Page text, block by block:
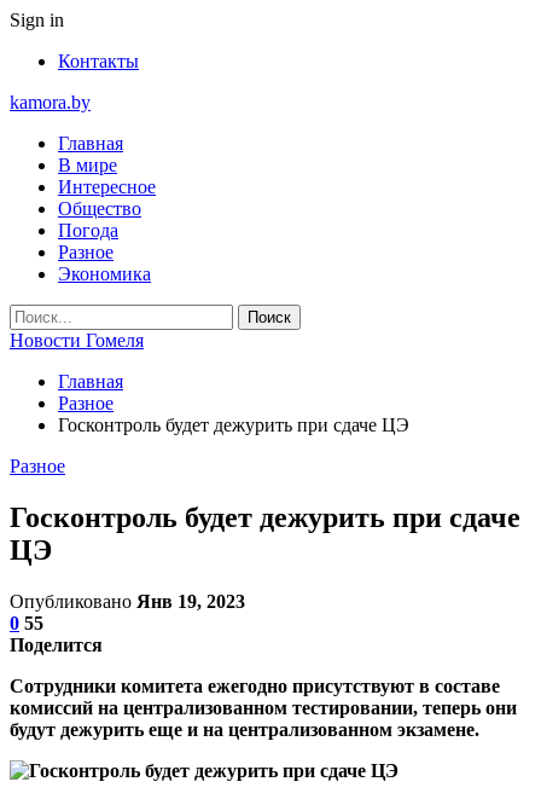
Sign in
Контакты
kamora.by
Главная
В мире
Интересное
Общество
Погода
Разное
Экономика
Новости Гомеля
Главная
Разное
Госконтроль будет дежурить при сдаче ЦЭ
Разное
Госконтроль будет дежурить при сдаче
ЦЭ
Опубликовано Янв 19, 2023
0 55
Поделится
Сотрудники комитета ежегодно присутствуют в составе
комиссий на централизованном тестировании, теперь они
будут дежурить еще и на централизованном экзамене.